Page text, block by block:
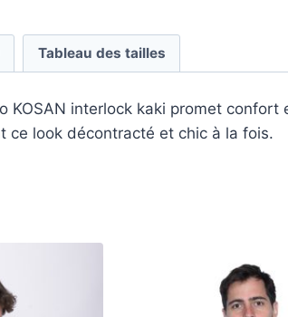
Tableau des tailles
interlock kaki promet
ce look décontracté et chic à la fois.